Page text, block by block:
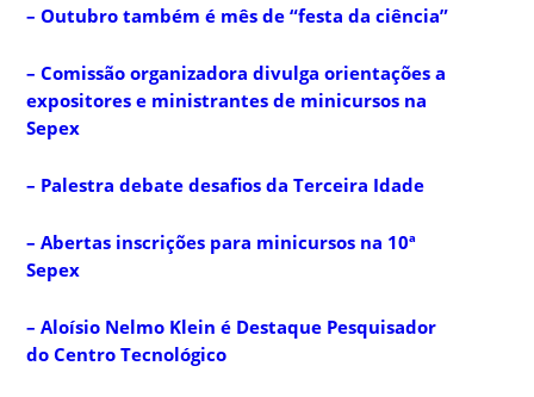
– Outubro também é mês de “festa da ciência”
– Comissão organizadora divulga orientações a
expositores e ministrantes de minicursos na
Sepex
– Palestra debate desafios da Terceira Idade
– Abertas inscrições para minicursos na 10ª
Sepex
– Aloísio Nelmo Klein é Destaque Pesquisador
do Centro Tecnológico